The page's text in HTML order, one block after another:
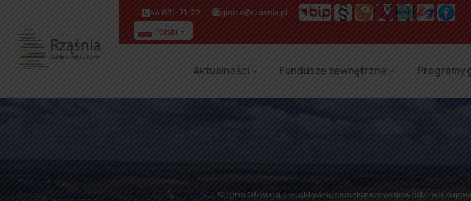
44 631-71-22 gmina@rzasnia.pl
Polski ▼
Aktualności Fundusze zewnętrzne Programy
⌂ Strona Główna E-aktywni mieszkańcy województwa